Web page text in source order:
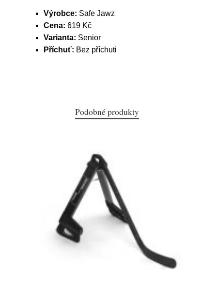
Výrobce: Safe Jawz
Cena: 619 Kč
Varianta: Senior
Příchuť: Bez příchuti
Podobné produkty